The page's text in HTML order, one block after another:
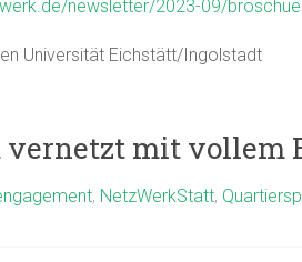
newsletter/2023-09/
Universität Eichstätt/Ingolstadt
vernetzt mit vollem
, NetzWerkStatt,